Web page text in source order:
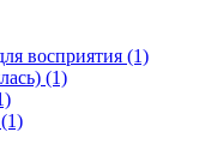
восприятия (1)
(1)